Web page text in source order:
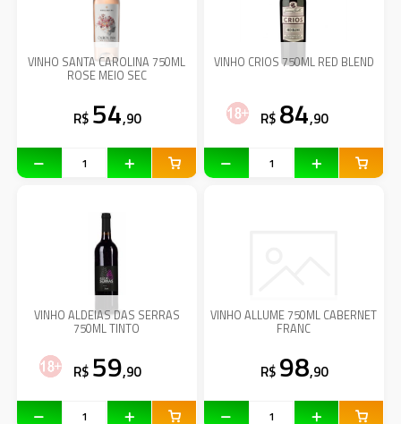
VINHO SANTA CAROLINA 750ML
ROSE MEIO SEC
R$ 54,90
VINHO CRIOS 750ML RED BLEND
R$ 84,90
VINHO ALDEIAS DAS SERRAS
750ML TINTO
R$ 59,90
VINHO ALLUME 750ML CABERNET
FRANC
R$ 98,90